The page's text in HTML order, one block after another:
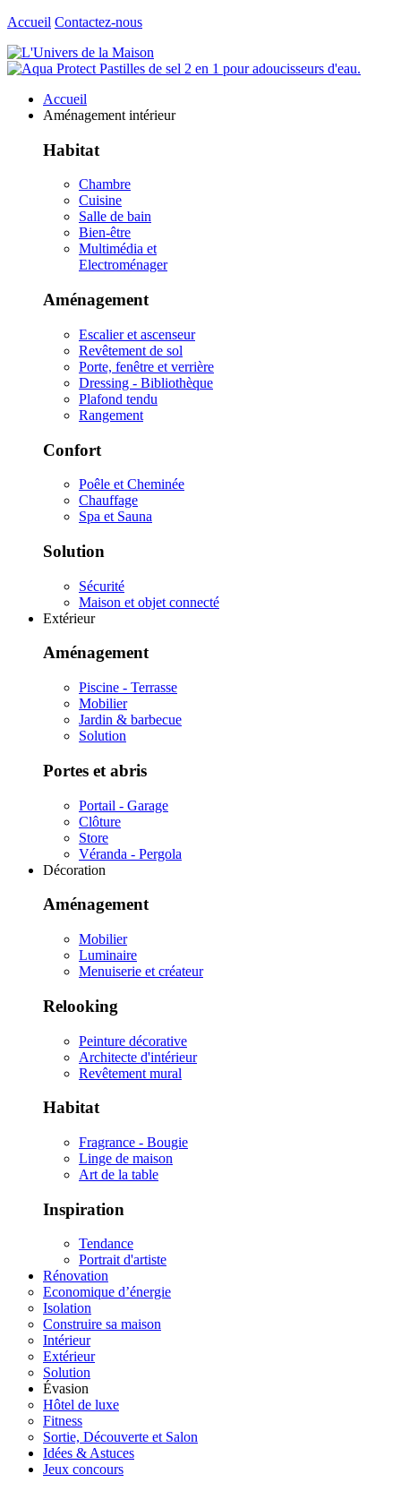
Accueil Contactez-nous
Accueil
Aménagement intérieur
Habitat
Chambre
Cuisine
Salle de bain
Bien-être
Multimédia et
Electroménager
Aménagement
Escalier et ascenseur
Revêtement de sol
Porte, fenêtre et verrière
Dressing - Bibliothèque
Plafond tendu
Rangement
Confort
Poêle et Cheminée
Chauffage
Spa et Sauna
Solution
Sécurité
Maison et objet connecté
Extérieur
Aménagement
Piscine - Terrasse
Mobilier
Jardin & barbecue
Solution
Portes et abris
Portail - Garage
Clôture
Store
Véranda - Pergola
Décoration
Aménagement
Mobilier
Luminaire
Menuiserie et créateur
Relooking
Peinture décorative
Architecte d'intérieur
Revêtement mural
Habitat
Fragrance - Bougie
Linge de maison
Art de la table
Inspiration
Tendance
Portrait d'artiste
Rénovation
Economique d’énergie
Isolation
Construire sa maison
Intérieur
Extérieur
Solution
Évasion
Hôtel de luxe
Fitness
Sortie, Découverte et Salon
Idées & Astuces
Jeux concours